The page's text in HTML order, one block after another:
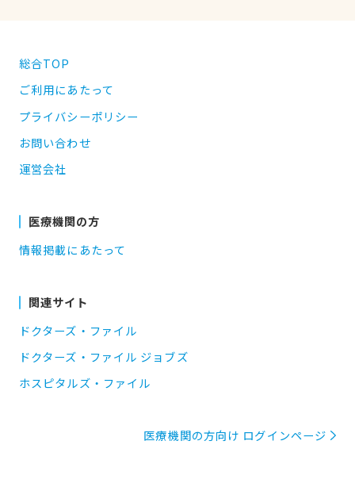
総合TOP
ご利用にあたって
プライバシーポリシー
お問い合わせ
運営会社
医療機関の方
情報掲載にあたって
関連サイト
ドクターズ・ファイル
ドクターズ・ファイル ジョブズ
ホスピタルズ・ファイル
医療機関の方向け ログインページ